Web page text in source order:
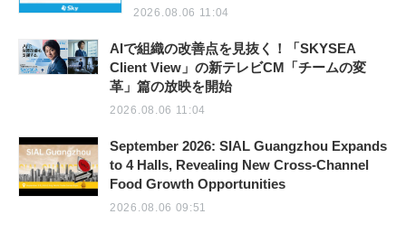
2026.08.06 11:04
AIで組織の改善点を見抜く！「SKYSEA
Client View」の新テレビCM「チームの変
革」篇の放映を開始
2026.08.06 11:04
September 2026: SIAL Guangzhou Expands
to 4 Halls, Revealing New Cross-Channel
Food Growth Opportunities
2026.08.06 09:51